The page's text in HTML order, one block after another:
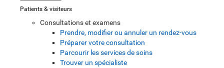
Patients & visiteurs
Consultations et examens
Prendre, modifier ou annuler un rendez-vous
Préparer votre consultation
Parcourir les services de soins
Trouver un spécialiste